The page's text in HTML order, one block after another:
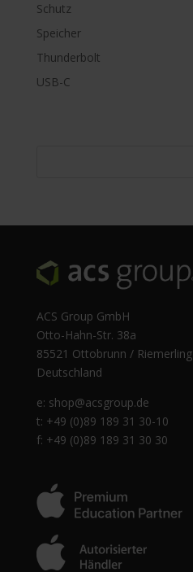
Schutz
Speicher
Thunderbolt
USB-C
ACS Group GmbH
Otto-Hahn-Str. 38a
85521 Ottobrunn / Riemerling
Deutschland
e: shop@acsgroup.de
t: +49 (0)89 189 31 30-10
f: +49 (0)89 189 31 30 30